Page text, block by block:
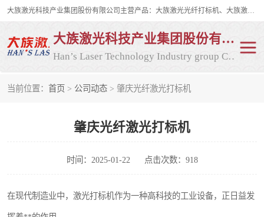
大族激光科技产业集团股份有限公司主营产品：大族激光光纤打标机、大族激光紫外打标机等，大族激光研发实力雄厚，公司拥有数百人的研发队伍，目前具有多项国际发明和国内、计算机软件着作权，多项核心技术处于国际成员之一水平，是世界上仅有的几家拥有"紫外激光"的公司之一。
大族激光科技产业集团股份有限公司
Han’s Laser Technology Industry group Co., Ltd
当前位置： 首页 > 公司动态 > 肇庆光纤激光打标机
肇庆光纤激光打标机
时间：2025-01-22 点击次数：918
在现代制造业中，激光打标机作为一种高科技的工业设备，正日益发
光纤激光打标机 CO2打标机
CO2激光打标机 大族激光光纤打标机
大族激光紫外打标机 二氧化碳激光打标机